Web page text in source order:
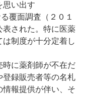
思い出す
覆面調査（２０１
表された。特に医薬
制度が十分定着し
に薬剤師が不在だ
登録販売者等の名札
情報提供が伴い、そ